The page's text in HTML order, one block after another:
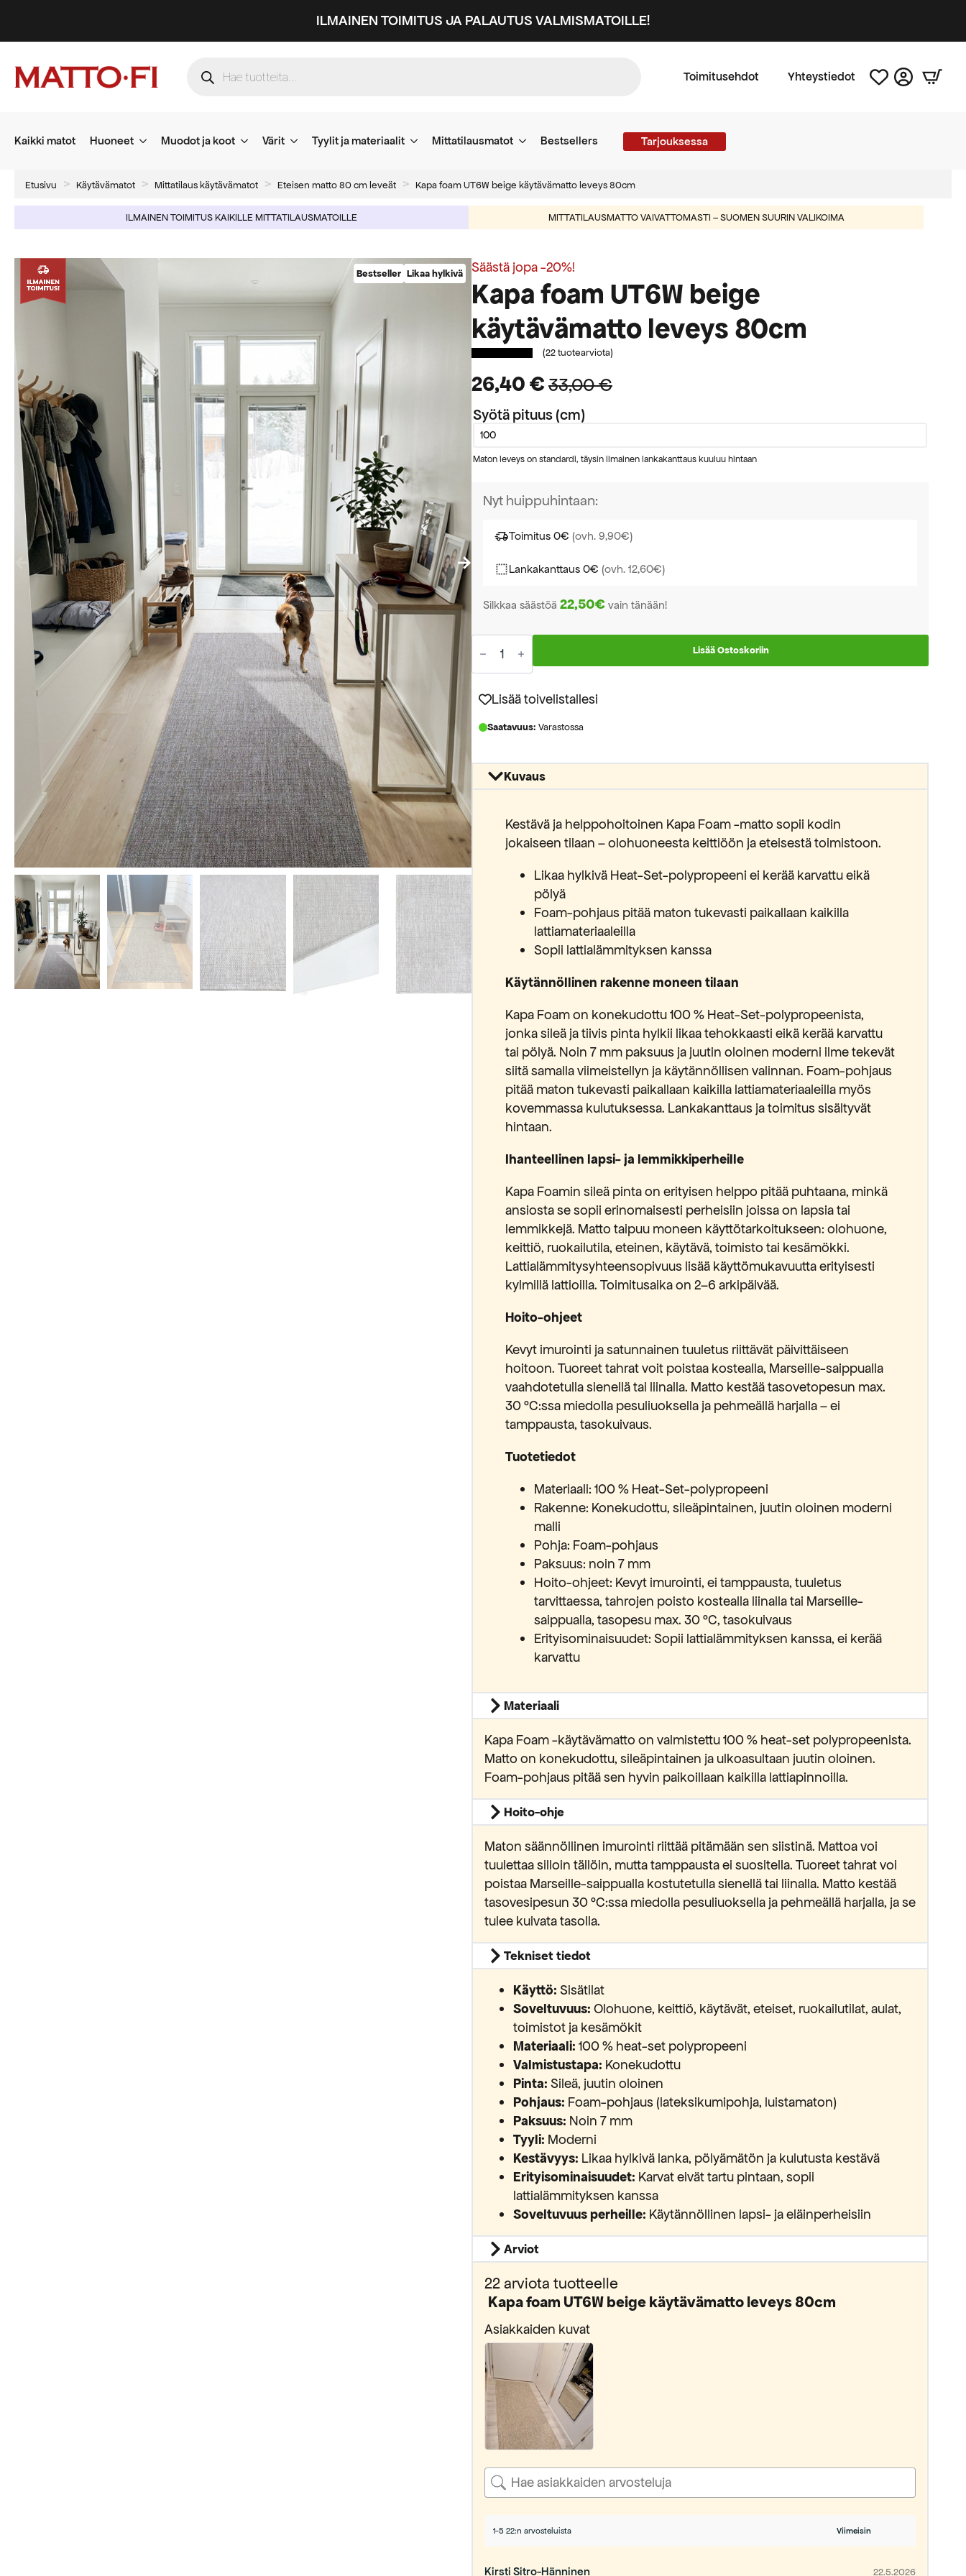
ILMAINEN TOIMITUS JA PALAUTUS VALMISMATOILLE!
search
Toimitusehdot Yhteystiedot
Kaikki matot Huoneet Muodot ja koot Värit Tyylit ja materiaalit Mittatilausmatot Bestsellers Tarjouksessa
Etusivu Käytävämatot Mittatilaus käytävämatot Eteisen matto 80 cm leveät Kapa foam UT6W beige käytävämatto leveys 80cm
ILMAINEN TOIMITUS KAIKILLE MITTATILAUSMATOILLE MITTATILAUSMATTO VAIVATTOMASTI – SUOMEN SUURIN VALIKOIMA
-20% Bestseller Likaa hylkivä Säästä jopa -20%!
Kapa foam UT6W beige
käytävämatto leveys 80cm
(22tuotearviota)
33,00€
Alkuperäinen
hinta
oli:
33,00 €.
26,40€
Nykyinen
hinta
on:
26,40 €.
Syötä pituus (cm)
Maton leveys on standardi, täysin ilmainen lankakanttaus kuuluu hintaan
Nyt huippuhintaan:
Toimitus 0€ (ovh. 9,90€)
Lankakanttaus 0€ (ovh. 12,60€)
Silkkaa säästöä 22,50€ vain tänään!
Kapa
foam
UT6W
käytävämatto
leveys
80cm
määrä
Lisää Ostoskoriin
Lisää toivelistallesi
Saatavuus: Varastossa
Kuvaus
Kestävä ja helppohoitoinen Kapa Foam -matto sopii kodin
jokaiseen tilaan – olohuoneesta keittiöön ja eteisestä toimistoon.
Likaa hylkivä Heat-Set-polypropeeni ei kerää karvattu eikä
pölyä
Foam-pohjaus pitää maton tukevasti paikallaan kaikilla
lattiamateriaaleilla
Sopii lattialämmityksen kanssa
Käytännöllinen rakenne moneen tilaan
Kapa Foam on konekudottu 100 % Heat-Set-polypropeenista,
jonka sileä ja tiivis pinta hylkii likaa tehokkaasti eikä kerää karvattu
tai pölyä. Noin 7 mm paksuus ja juutin oloinen moderni ilme tekevät
siitä samalla viimeistellyn ja käytännöllisen valinnan. Foam-pohjaus
pitää maton tukevasti paikallaan kaikilla lattiamateriaaleilla myös
kovemmassa kulutuksessa. Lankakanttaus ja toimitus sisältyvät
hintaan.
Ihanteellinen lapsi- ja lemmikkiperheille
Kapa Foamin sileä pinta on erityisen helppo pitää puhtaana, minkä
ansiosta se sopii erinomaisesti perheisiin joissa on lapsia tai
lemmikkejä. Matto taipuu moneen käyttötarkoitukseen: olohuone,
keittiö, ruokailutila, eteinen, käytävä, toimisto tai kesämökki.
Lattialämmitysyhteensopivuus lisää käyttömukavuutta erityisesti
kylmillä lattioilla. Toimitusaika on 2–6 arkipäivää.
Hoito-ohjeet
Kevyt imurointi ja satunnainen tuuletus riittävät päivittäiseen
hoitoon. Tuoreet tahrat voit poistaa kostealla, Marseille-saippualla
vaahdotetulla sienellä tai liinalla. Matto kestää tasovetopesun max.
30 °C:ssa miedolla pesuliuoksella ja pehmeällä harjalla – ei
tamppausta, tasokuivaus.
Tuotetiedot
Materiaali: 100 % Heat-Set-polypropeeni
Rakenne: Konekudottu, sileäpintainen, juutin oloinen moderni
malli
Pohja: Foam-pohjaus
Paksuus: noin 7 mm
Hoito-ohjeet: Kevyt imurointi, ei tamppausta, tuuletus
tarvittaessa, tahrojen poisto kostealla liinalla tai Marseille-
saippualla, tasopesu max. 30 °C, tasokuivaus
Erityisominaisuudet: Sopii lattialämmityksen kanssa, ei kerää
karvattu
Materiaali
Kapa Foam -käytävämatto on valmistettu 100 % heat-set polypropeenista.
Matto on konekudottu, sileäpintainen ja ulkoasultaan juutin oloinen.
Foam-pohjaus pitää sen hyvin paikoillaan kaikilla lattiapinnoilla.
Hoito-ohje
Maton säännöllinen imurointi riittää pitämään sen siistinä. Mattoa voi
tuulettaa silloin tällöin, mutta tamppausta ei suositella. Tuoreet tahrat voi
poistaa Marseille-saippualla kostutetulla sienellä tai liinalla. Matto kestää
tasovesipesun 30 °C:ssa miedolla pesuliuoksella ja pehmeällä harjalla, ja se
tulee kuivata tasolla.
Tekniset tiedot
Käyttö: Sisätilat
Soveltuvuus: Olohuone, keittiö, käytävät, eteiset, ruokailutilat, aulat,
toimistot ja kesämökit
Materiaali: 100 % heat-set polypropeeni
Valmistustapa: Konekudottu
Pinta: Sileä, juutin oloinen
Pohjaus: Foam-pohjaus (lateksikumipohja, luistamaton)
Paksuus: Noin 7 mm
Tyyli: Moderni
Kestävyys: Likaa hylkivä lanka, pölyämätön ja kulutusta kestävä
Erityisominaisuudet: Karvat eivät tartu pintaan, sopii
lattialämmityksen kanssa
Soveltuvuus perheille: Käytännöllinen lapsi- ja eläinperheisiin
Arviot
22 arviota tuotteelle
Kapa foam UT6W beige käytävämatto leveys 80cm
Asiakkaiden kuvat
1-5 22:n arvosteluista
Kirsti Sitro-Hänninen 22.5.2026